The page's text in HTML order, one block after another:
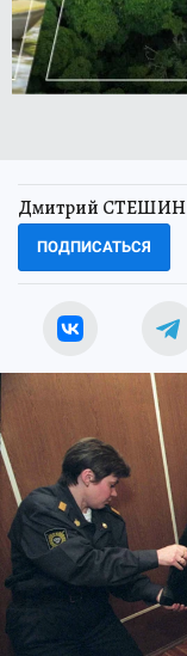
Дмитрий СТЕШИН
ПОДПИСАТЬСЯ